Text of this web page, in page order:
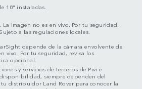
18" instaladas.
La imagen no es en vivo. Por tu seguridad,
a las regulaciones locales.
depende de la cámara envolvente de
vivo. Por tu seguridad, revisa los
opcional.
y servicios de terceros de Pivi e
siempre dependen del
distribuidor Land Rover para conocer la